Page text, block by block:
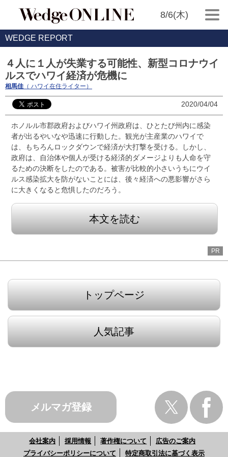
8/6(木)
WEDGE REPORT
４人に１人が失業する可能性、新型コロナウイ
ルスでハワイ経済が危機に
相馬佳 （ ハワイ在住ライター）
2020/04/04
ホノルル市郡政府およびハワイ州政府は、ひとたび州内に感染
者が出るやいなや迅速に行動した。観光が主産業のハワイで
は、もちろんロックダウンで経済が大打撃を受ける。しかし、
政府は、自治体や個人が受ける経済的ダメージよりも人命を守
るための決断をしたのである。被害が比較的小さいうちにウイ
ルス感染拡大を防がないことには、後々経済への悪影響がさら
に大きくなると危惧したのだろう。
本文を読む
PR
トップページ
人気記事
メルマガ登録
会社案内 採用情報 著作権について
広告のご案内
プライバシーポリシーについて
特定商取引法に基づく表示